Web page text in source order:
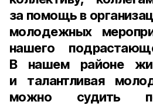
за помощь в
молодежных
нашего
В нашем районе
и талантливая
можно судить